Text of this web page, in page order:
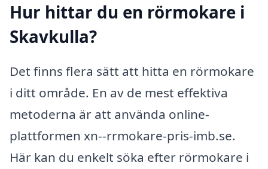
Hur hittar du en rörmokare i
Skavkulla?
Det finns flera sätt att hitta en rörmokare
i ditt område. En av de mest effektiva
metoderna är att använda online-
plattformen xn--rrmokare-pris-imb.se.
Här kan du enkelt söka efter rörmokare i